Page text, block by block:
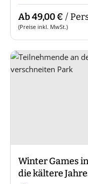
Ab 49,00 € /
(Preise inkl. MwSt.)
Winter Games
die kältere